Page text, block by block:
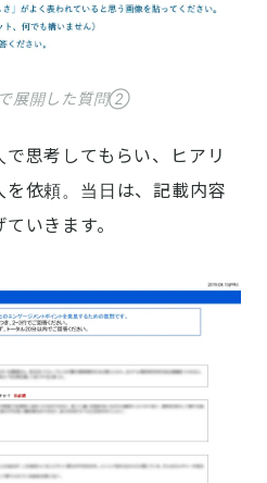
展開した質問②
思考してもらい、ヒアリ
依頼。当日は、記載内容
いきます。